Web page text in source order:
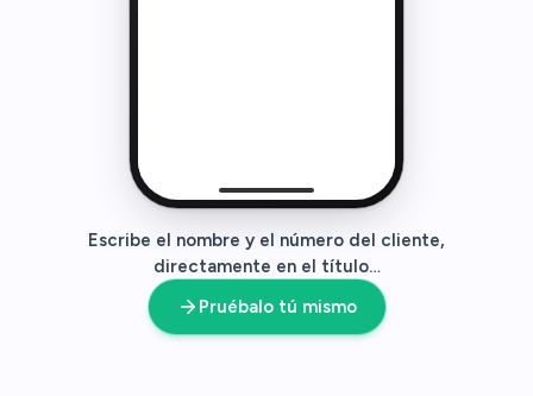
Escribe el nombre y el número del cliente,
directamente en el título…
Pruébalo tú mismo